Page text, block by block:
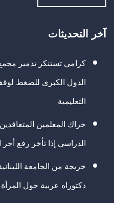
آخر التحديثات
كرامي تستنكر تدمير
الدول الكبرى للضغط
التعليمية
حراك المعلمين
الدراسي إذا تأخر رفع
خريجة من الجامعة
دكتوراه عربية حول المرأة